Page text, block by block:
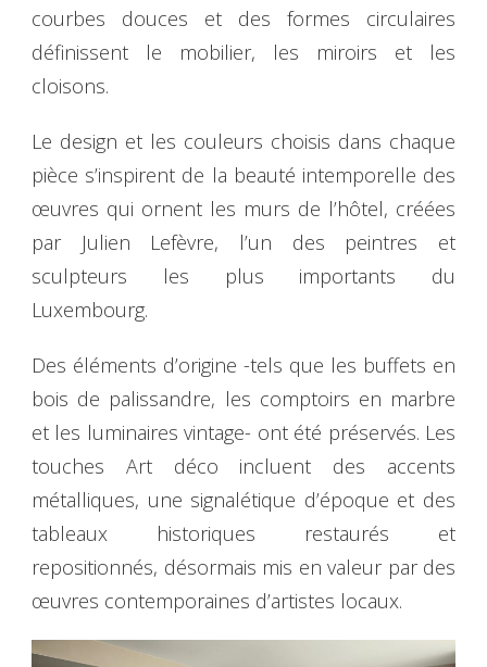
courbes douces et des formes circulaires
définissent le mobilier, les miroirs et les
cloisons.
Le design et les couleurs choisis dans chaque
pièce s’inspirent de la beauté intemporelle des
œuvres qui ornent les murs de l’hôtel, créées
par Julien Lefèvre, l’un des peintres et
sculpteurs les plus importants du
Luxembourg.
Des éléments d’origine -tels que les buffets en
bois de palissandre, les comptoirs en marbre
et les luminaires vintage- ont été préservés. Les
touches Art déco incluent des accents
métalliques, une signalétique d’époque et des
tableaux historiques restaurés et
repositionnés, désormais mis en valeur par des
œuvres contemporaines d’artistes locaux.